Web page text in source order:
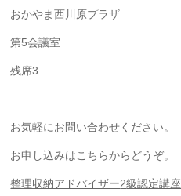
おかやま西川原プラザ
第5会議室
残席3
お気軽にお問い合わせください。
お申し込みはこちらからどうぞ。
整理収納アドバイザー2級認定講座